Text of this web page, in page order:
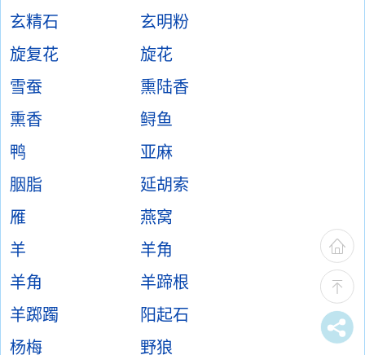
玄精石
玄明粉
旋复花
旋花
雪蚕
熏陆香
熏香
鲟鱼
鸭
亚麻
胭脂
延胡索
雁
燕窝
羊
羊角
羊角
羊蹄根
羊踯躅
阳起石
杨梅
野狼